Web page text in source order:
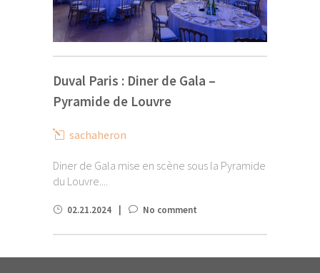
Duval Paris : Diner de Gala –
Pyramide de Louvre
sachaheron
Diner de Gala mise en scène sous la Pyramide
du Louvre....
02.21.2024 No comment